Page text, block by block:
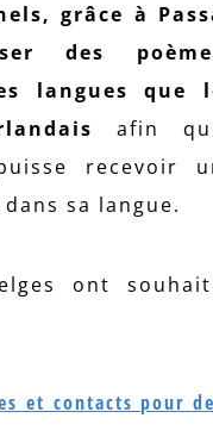
grâce à
des
langues que
afin
recevoir
sa langue.
ont
et contacts pour